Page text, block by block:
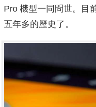
Pro 機型一同問世。目
五年多的歷史了。